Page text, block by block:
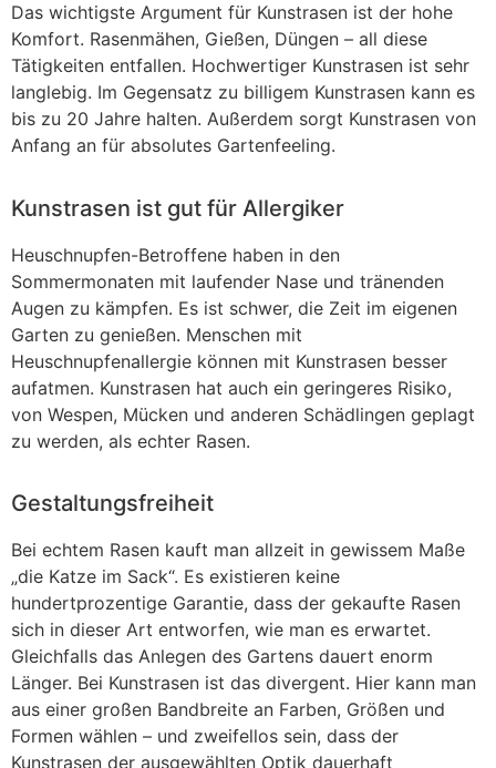
Das wichtigste Argument für Kunstrasen ist der hohe
Komfort. Rasenmähen, Gießen, Düngen – all diese
Tätigkeiten entfallen. Hochwertiger Kunstrasen ist sehr
langlebig. Im Gegensatz zu billigem Kunstrasen kann es
bis zu 20 Jahre halten. Außerdem sorgt Kunstrasen von
Anfang an für absolutes Gartenfeeling.
Kunstrasen ist gut für Allergiker
Heuschnupfen-Betroffene haben in den
Sommermonaten mit laufender Nase und tränenden
Augen zu kämpfen. Es ist schwer, die Zeit im eigenen
Garten zu genießen. Menschen mit
Heuschnupfenallergie können mit Kunstrasen besser
aufatmen. Kunstrasen hat auch ein geringeres Risiko,
von Wespen, Mücken und anderen Schädlingen geplagt
zu werden, als echter Rasen.
Gestaltungsfreiheit
Bei echtem Rasen kauft man allzeit in gewissem Maße
„die Katze im Sack“. Es existieren keine
hundertprozentige Garantie, dass der gekaufte Rasen
sich in dieser Art entworfen, wie man es erwartet.
Gleichfalls das Anlegen des Gartens dauert enorm
Länger. Bei Kunstrasen ist das divergent. Hier kann man
aus einer großen Bandbreite an Farben, Größen und
Formen wählen – und zweifellos sein, dass der
Kunstrasen der ausgewählten Optik dauerhaft